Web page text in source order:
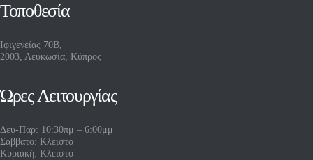
Τοποθεσία
Ιφιγενείας 70Β,
2003, Λευκωσία, Κύπρος
Ώρες Λειτουργίας
Δευ-Παρ: 10:30πμ – 6:00μμ
Σάββατο: Κλειστό
Κυριακή: Κλειστό